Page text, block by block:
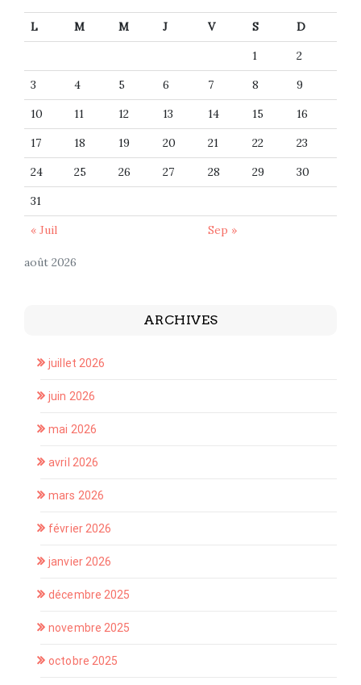
août 2026
L M M J V S
D
1
2
3
4 5 6 7 8
9
10
11 12 13 14 15
16
17
18 19 20 21 22
23
24
25 26 27 28 29
30
31
« Juil
Sep »
ARCHIVES
juillet 2026
juin 2026
mai 2026
avril 2026
mars 2026
février 2026
janvier 2026
décembre 2025
novembre 2025
octobre 2025